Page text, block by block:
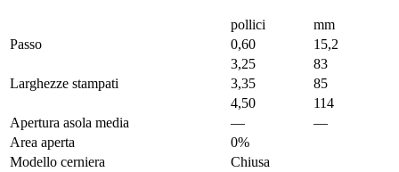
pollici
mm
Passo
0,60 15,2
Larghezze stampati
3,25
83
3,35
85
4,50
114
Apertura asola media
—
—
Area aperta
0%
Modello cerniera
Chiusa